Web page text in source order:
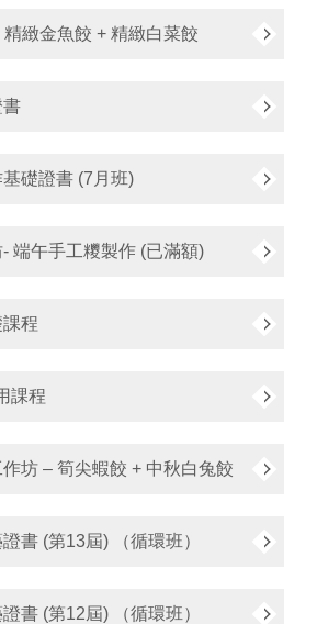
緻金魚餃 + 精緻白菜餃
書
礎證書 (7月班)
端午手工糭製作 (已滿額)
程
課程
坊 – 筍尖蝦餃 + 中秋白兔餃
書 (第13屆) （循環班）
書 (第12屆) （循環班）